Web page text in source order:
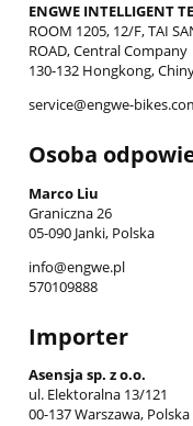
ENGWE INTELLIGENT
ROOM 1205, 12/F, TAI
ROAD, Central Company
130-132 Hongkong,
service@engwe-
Osoba
Marco Liu
Graniczna 26
05-090 Janki, Polska
info@engwe.pl
570109888
Importer
Asensja sp. z o.o.
ul. Elektoralna 13/121
00-137 Warszawa, Polska